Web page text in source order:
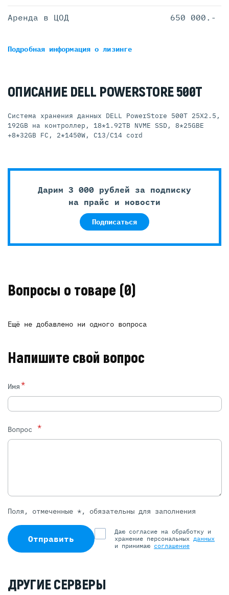
Аренда в ЦОД 650 000.-
Подробная информацияо лизинге
ОПИСАНИЕ DELL POWERSTORE 500T
Система хранения данных DELL PowerStore 500T 25X2.5,
192GB на контроллер, 18*1.92TB NVME SSD, 8*25GBE
+8*32GB FC, 2*1450W, С13/С14 cord
Дарим 3 000 рублей за подписку
на прайс и новости
Подписаться
Вопросы о товаре (0)
Ещё не добавлено ни одного вопроса
Напишите свой вопрос
Имя*
Вопрос *
Поля, отмеченные *, обязательны для заполнения
Отправить
Даю согласие на обработку и
хранение персональных данных
и принимаю соглашение
ДРУГИЕ СЕРВЕРЫ